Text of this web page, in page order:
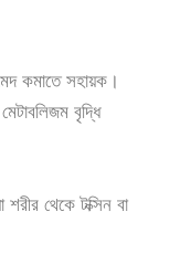
কমাতে সহায়ক।
বৃদ্ধি
থেকে টক্সিন বা